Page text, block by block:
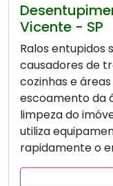
Vicente - SP
Ralos entupidos
causadores de
cozinhas e
escoamento da
limpeza do
utiliza
rapidamente o